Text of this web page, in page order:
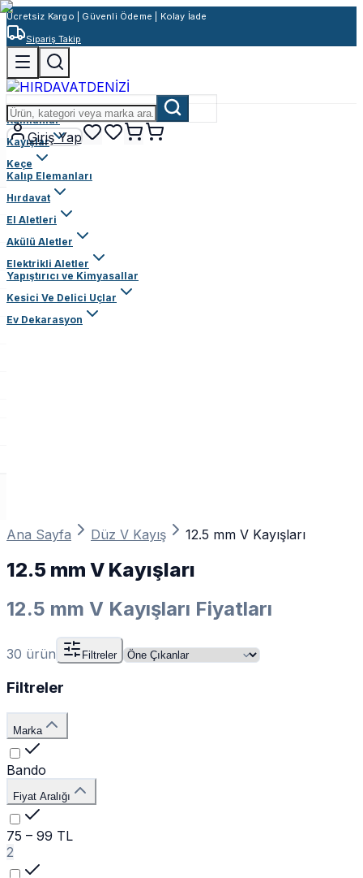
Ücretsiz Kargo | Güvenli Ödeme | Kolay İade
Sipariş Takip
Giriş Yap
Rulmanlar
Kayışlar
Keçe
Kalıp Elemanları
Hırdavat
El Aletleri
Akülü Aletler
Elektrikli Aletler
Yapıştırıcı ve Kimyasallar
Kesici Ve Delici Uçlar
Ev Dekarasyon
Ana Sayfa Düz V Kayış 12.5 mm V Kayışları
12.5 mm V Kayışları
12.5 mm V Kayışları Fiyatları
30 ürün Filtreler
Filtreler
Marka
Bando
Fiyat Aralığı
75 – 99 TL
2